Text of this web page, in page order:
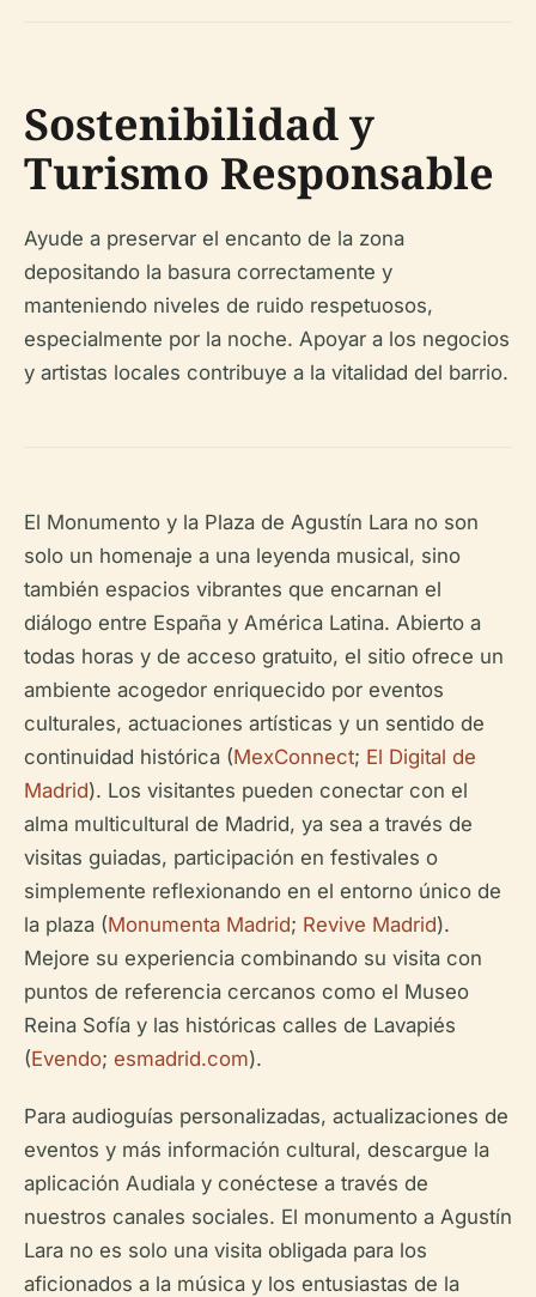
Sostenibilidad y
Turismo Responsable
Ayude a preservar el encanto de la zona
depositando la basura correctamente y
manteniendo niveles de ruido respetuosos,
especialmente por la noche. Apoyar a los negocios
y artistas locales contribuye a la vitalidad del barrio.
El Monumento y la Plaza de Agustín Lara no son
solo un homenaje a una leyenda musical, sino
también espacios vibrantes que encarnan el
diálogo entre España y América Latina. Abierto a
todas horas y de acceso gratuito, el sitio ofrece un
ambiente acogedor enriquecido por eventos
culturales, actuaciones artísticas y un sentido de
continuidad histórica (MexConnect; El Digital de
Madrid). Los visitantes pueden conectar con el
alma multicultural de Madrid, ya sea a través de
visitas guiadas, participación en festivales o
simplemente reflexionando en el entorno único de
la plaza (Monumenta Madrid; Revive Madrid).
Mejore su experiencia combinando su visita con
puntos de referencia cercanos como el Museo
Reina Sofía y las históricas calles de Lavapiés
(Evendo; esmadrid.com).
Para audioguías personalizadas, actualizaciones de
eventos y más información cultural, descargue la
aplicación Audiala y conéctese a través de
nuestros canales sociales. El monumento a Agustín
Lara no es solo una visita obligada para los
aficionados a la música y los entusiastas de la